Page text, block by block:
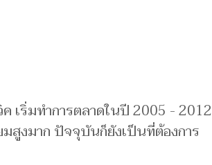
เริ่มทำการตลาดในปี 2005 - 2012
สูงมาก ปัจจุบันก็ยังเป็นที่ต้องการ